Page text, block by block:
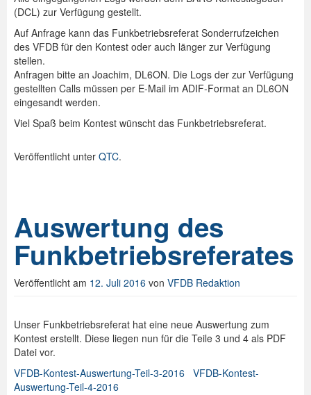
(DCL) zur Verfügung gestellt.
Auf Anfrage kann das Funkbetriebsreferat Sonderrufzeichen
des VFDB für den Kontest oder auch länger zur Verfügung
stellen.
Anfragen bitte an Joachim, DL6ON. Die Logs der zur Verfügung
gestellten Calls müssen per E-Mail im ADIF-Format an DL6ON
eingesandt werden.
Viel Spaß beim Kontest wünscht das Funkbetriebsreferat.
Veröffentlicht unter QTC.
Auswertung des
Funkbetriebsreferates
Veröffentlicht am 12. Juli 2016 von VFDB Redaktion
Unser Funkbetriebsreferat hat eine neue Auswertung zum
Kontest erstellt. Diese liegen nun für die Teile 3 und 4 als PDF
Datei vor.
VFDB-Kontest-Auswertung-Teil-3-2016
VFDB-Kontest-
Auswertung-Teil-4-2016